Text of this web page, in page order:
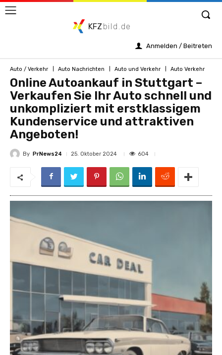
KFZ bild.de
Anmelden / Beitreten
Auto / Verkehr Auto Nachrichten Auto und Verkehr Auto Verkehr
Online Autoankauf in Stuttgart –
Verkaufen Sie Ihr Auto schnell und
unkompliziert mit erstklassigem
Kundenservice und attraktiven
Angeboten!
By PrNews24 25. Oktober 2024 604